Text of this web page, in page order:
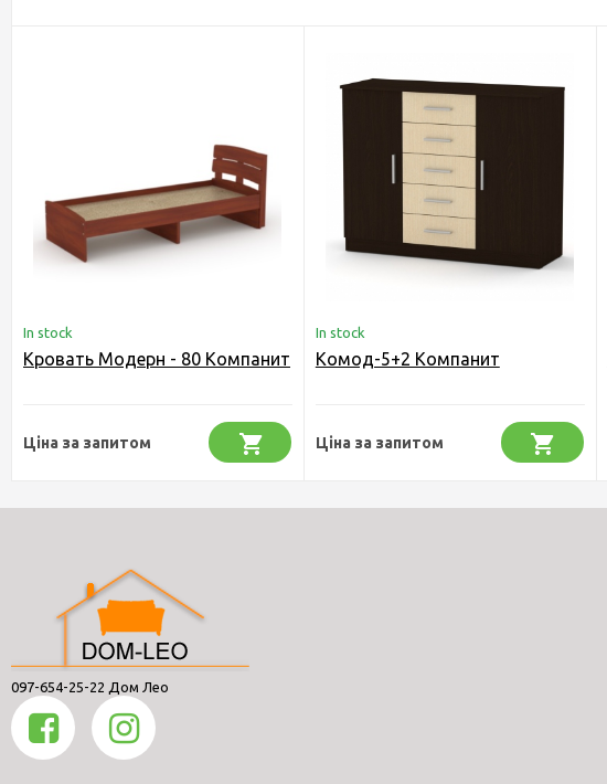
In stock
Кровать Модерн - 80 Компанит
Ціна за запитом
In stock
Комод-5+2 Компанит
Ціна за запитом
097-654-25-22 Дом Лео